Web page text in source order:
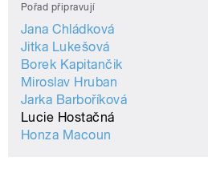
Pořad připravují
Jana Chládková
Jitka Lukešová
Borek Kapitančik
Miroslav Hruban
Jarka Barboříková
Lucie Hostačná
Honza Macoun